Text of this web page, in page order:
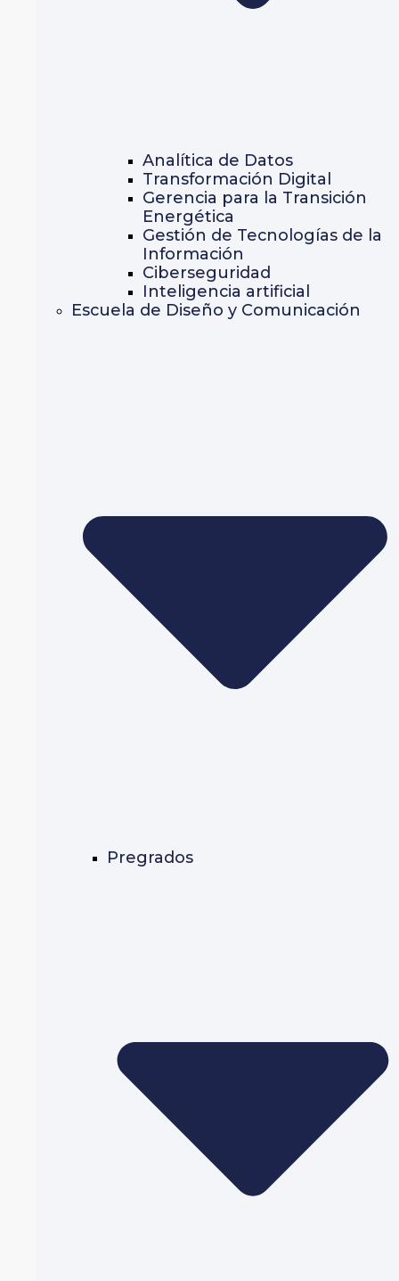
Analítica de Datos
Transformación Digital
Gerencia para la Transición
Energética
Gestión de Tecnologías de la
Información
Ciberseguridad
Inteligencia artificial
Escuela de Diseño y Comunicación
Pregrados